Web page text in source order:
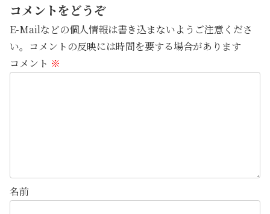
コメントをどうぞ
E-Mailなどの個人情報は書き込まないようご注意くださ
い。コメントの反映には時間を要する場合があります
コメント ※
名前